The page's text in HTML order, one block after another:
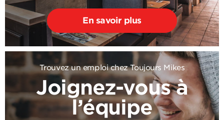
En savoir plus
Trouvez un emploi chez Toujours Mikes
Joignez-vous à
l’équipe